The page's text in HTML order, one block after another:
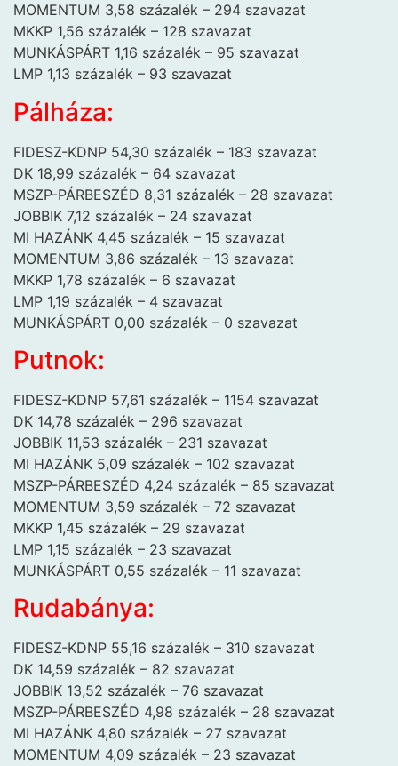
MOMENTUM 3,58 százalék – 294 szavazat
MKKP 1,56 százalék – 128 szavazat
MUNKÁSPÁRT 1,16 százalék – 95 szavazat
LMP 1,13 százalék – 93 szavazat
Pálháza:
FIDESZ-KDNP 54,30 százalék – 183 szavazat
DK 18,99 százalék – 64 szavazat
MSZP-PÁRBESZÉD 8,31 százalék – 28 szavazat
JOBBIK 7,12 százalék – 24 szavazat
MI HAZÁNK 4,45 százalék – 15 szavazat
MOMENTUM 3,86 százalék – 13 szavazat
MKKP 1,78 százalék – 6 szavazat
LMP 1,19 százalék – 4 szavazat
MUNKÁSPÁRT 0,00 százalék – 0 szavazat
Putnok:
FIDESZ-KDNP 57,61 százalék – 1154 szavazat
DK 14,78 százalék – 296 szavazat
JOBBIK 11,53 százalék – 231 szavazat
MI HAZÁNK 5,09 százalék – 102 szavazat
MSZP-PÁRBESZÉD 4,24 százalék – 85 szavazat
MOMENTUM 3,59 százalék – 72 szavazat
MKKP 1,45 százalék – 29 szavazat
LMP 1,15 százalék – 23 szavazat
MUNKÁSPÁRT 0,55 százalék – 11 szavazat
Rudabánya:
FIDESZ-KDNP 55,16 százalék – 310 szavazat
DK 14,59 százalék – 82 szavazat
JOBBIK 13,52 százalék – 76 szavazat
MSZP-PÁRBESZÉD 4,98 százalék – 28 szavazat
MI HAZÁNK 4,80 százalék – 27 szavazat
MOMENTUM 4,09 százalék – 23 szavazat